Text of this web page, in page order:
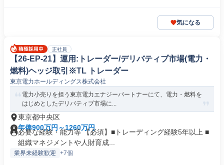
気になる
正社員
【26-EP-21】運用:トレーダー/デリバティブ市場(電力・
燃料)ヘッジ取引※TL トレーダー
東京電力ホールディングス株式会社
電力小売りを担う東京電力エナジーパートナーにて、電力・燃料を
はじめとしたデリバティブ市場に...
東京都中央区
年俸900万円～1260万円
必要な経験・能力等 【必須】■トレーディング経験5年以上 ■
組織マネジメントや人財育成...
業界未経験歓迎 +7個